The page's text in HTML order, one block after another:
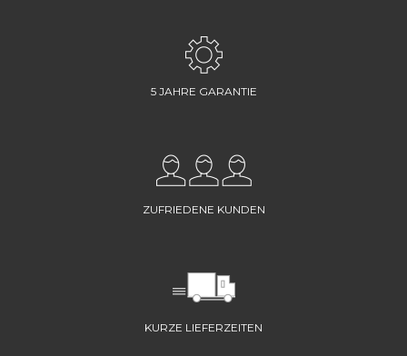
5 JAHRE GARANTIE
ZUFRIEDENE KUNDEN
KURZE LIEFERZEITEN